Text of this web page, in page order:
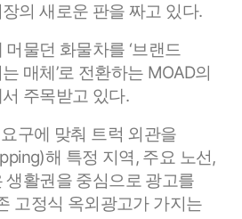
의 새로운 판을 짜고 있다.
물던 화물차를 ‘브랜드
매체’로 전환하는 MOAD의
주목받고 있다.
구에 맞춰 트럭 외관을
해 특정 지역, 주요 노선,
생활권을 중심으로 광고를
고정식 옥외광고가 가지는